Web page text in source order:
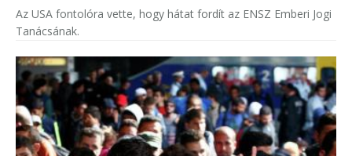
Az USA fontolóra vette, hogy hátat fordít az ENSZ Emberi Jogi
Tanácsának.